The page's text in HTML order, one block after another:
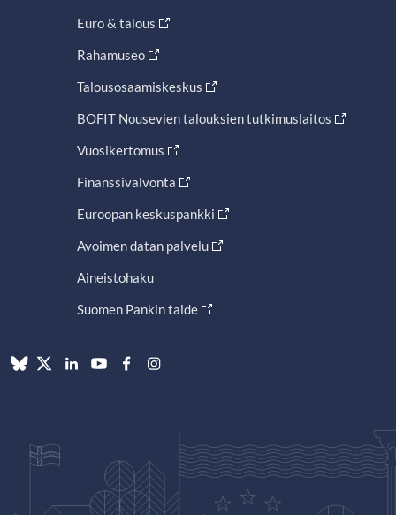
Euro & talous
Rahamuseo
Talousosaamiskeskus
BOFIT Nousevien talouksien tutkimuslaitos
Vuosikertomus
Finanssivalvonta
Euroopan keskuspankki
Avoimen datan palvelu
Aineistohaku
Suomen Pankin taide